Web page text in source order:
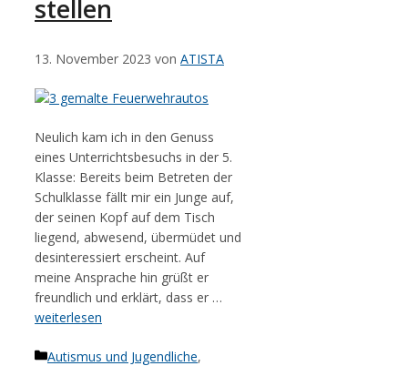
stellen
13. November 2023 von ATISTA
Neulich kam ich in den Genuss
eines Unterrichtsbesuchs in der 5.
Klasse: Bereits beim Betreten der
Schulklasse fällt mir ein Junge auf,
der seinen Kopf auf dem Tisch
liegend, abwesend, übermüdet und
desinteressiert erscheint. Auf
meine Ansprache hin grüßt er
freundlich und erklärt, dass er …
weiterlesen
Kategorien
Autismus und Jugendliche,